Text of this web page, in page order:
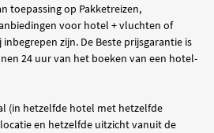
toepassing op Pakketreizen,
voor hotel + vluchten of
zijn. De Beste prijsgarantie is
24 uur van het boeken van een hotel-
(in hetzelfde hotel met hetzelfde
en hetzelfde uitzicht vanuit de